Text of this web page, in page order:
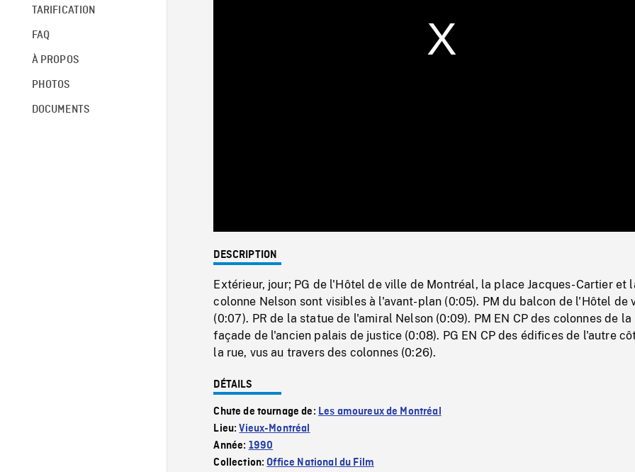
TARIFICATION
FAQ
À PROPOS
PHOTOS
DOCUMENTS
0%
DESCRIPTION
Extérieur, jour; PG de l'Hôtel de ville de Montréal, la place Jacques-Cartier et
colonne Nelson sont visibles à l'avant-plan (0:05). PM du balcon de l'Hôtel de
(0:07). PR de la statue de l'amiral Nelson (0:09). PM EN CP des colonnes de la
façade de l'ancien palais de justice (0:08). PG EN CP des édifices de l'autre
la rue, vus au travers des colonnes (0:26).
DÉTAILS
Chute de tournage de: Les amoureux de Montréal
Lieu:Vieux-Montréal
Année: 1990
Collection:Office National du Film